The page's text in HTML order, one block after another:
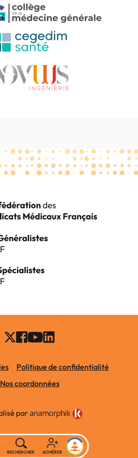
Politique de confidentialité
Nos coordonnées
par
RECHERCHER ADHÉRER